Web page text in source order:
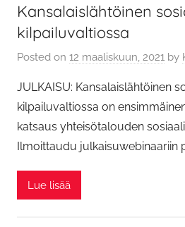
Kansalaislähtöinen
kilpailuvaltiossa
Posted on 12 maaliskuun, 2021 by
JULKAISU: Kansalaislähtöinen
kilpailuvaltiossa on
katsaus yhteisötalouden
Ilmoittaudu julkaisuwebinaariin
Lue lisää